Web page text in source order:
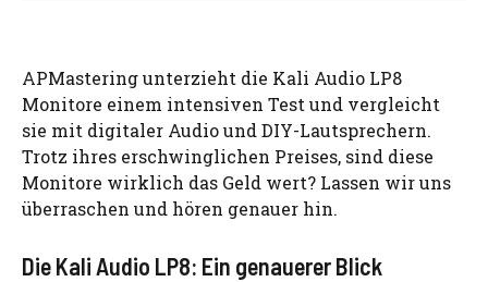
APMastering unterzieht die Kali Audio LP8
Monitore einem intensiven Test und vergleicht
sie mit digitaler Audio und DIY-Lautsprechern.
Trotz ihres erschwinglichen Preises, sind diese
Monitore wirklich das Geld wert? Lassen wir uns
überraschen und hören genauer hin.
Die Kali Audio LP8: Ein genauerer Blick